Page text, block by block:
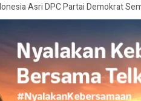
Partai Demokrat Semarang